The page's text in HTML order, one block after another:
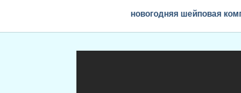
новогодняя шейповая